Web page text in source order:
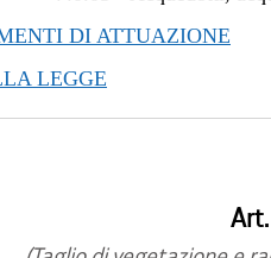
al 09/08/2019
al 26/06/2019
al 30/04/2019
al 09/08/2017
DI ATTUAZIONE
LEGGE